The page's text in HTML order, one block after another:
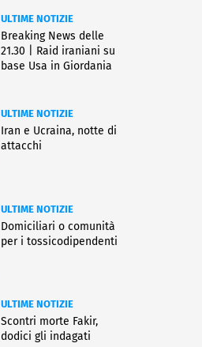
ULTIME NOTIZIE
Breaking News delle
21.30 | Raid iraniani su
base Usa in Giordania
ULTIME NOTIZIE
Iran e Ucraina, notte di
attacchi
ULTIME NOTIZIE
Domiciliari o comunità
per i tossicodipendenti
ULTIME NOTIZIE
Scontri morte Fakir,
dodici gli indagati